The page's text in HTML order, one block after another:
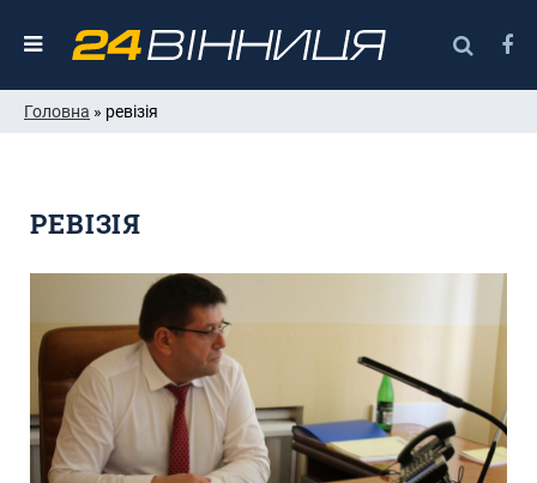
Головна » ревізія
РЕВІЗІЯ